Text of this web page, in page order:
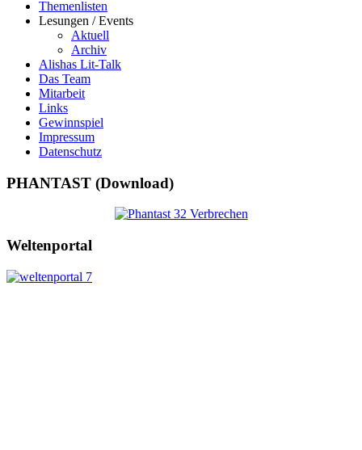
Themenlisten
Lesungen / Events
Aktuell
Archiv
Alishas Lit-Talk
Das Team
Mitarbeit
Links
Gewinnspiel
Impressum
Datenschutz
PHANTAST (Download)
Weltenportal